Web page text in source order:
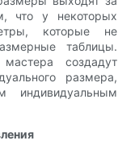
что у некоторых
которые не
таблицы.
создадут
размера,
индивидуальным